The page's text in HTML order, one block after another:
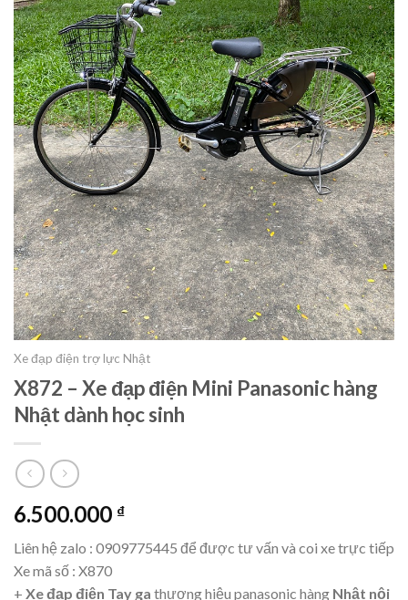
Xe đạp điện trợ lực Nhật
X872 – Xe đạp điện Mini Panasonic hàng
Nhật dành học sinh
6.500.000 ₫
Liên hệ zalo : 0909775445 để được tư vấn và coi xe trực tiếp
Xe mã số : X870
+ Xe đạp điện Tay ga thương hiệu panasonic hàng Nhật nội